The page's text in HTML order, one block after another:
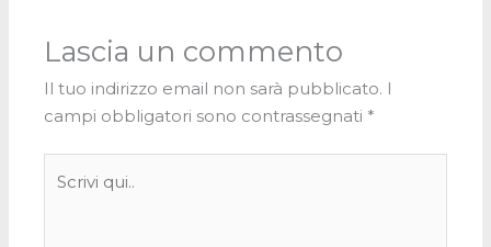
Lascia un commento
Il tuo indirizzo email non sarà pubblicato. I
campi obbligatori sono contrassegnati *
qui..